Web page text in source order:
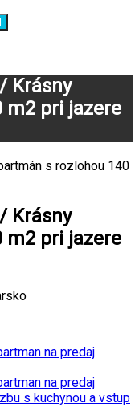
Krásny
m2 pri jazere
Krásny
m2 pri jazere